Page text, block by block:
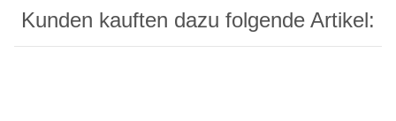
Kunden kauften dazu folgende Artikel: